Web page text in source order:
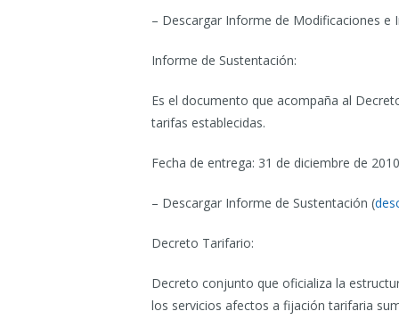
– Descargar Informe de Modificaciones e
Informe de Sustentación:
Es el documento que acompaña al
tarifas establecidas.
Fecha de entrega: 31 de diciembre de 2010
– Descargar Informe de Sustentación (
Decreto Tarifario:
Decreto conjunto que oficializa la
los servicios afectos a fijación tarifaria